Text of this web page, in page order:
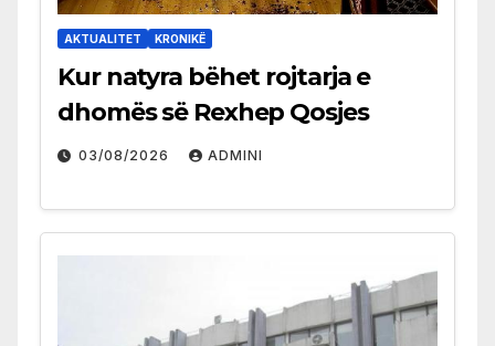
AKTUALITET KRONIKË
Kur natyra bëhet rojtarja e
dhomës së Rexhep Qosjes
03/08/2026 ADMINI